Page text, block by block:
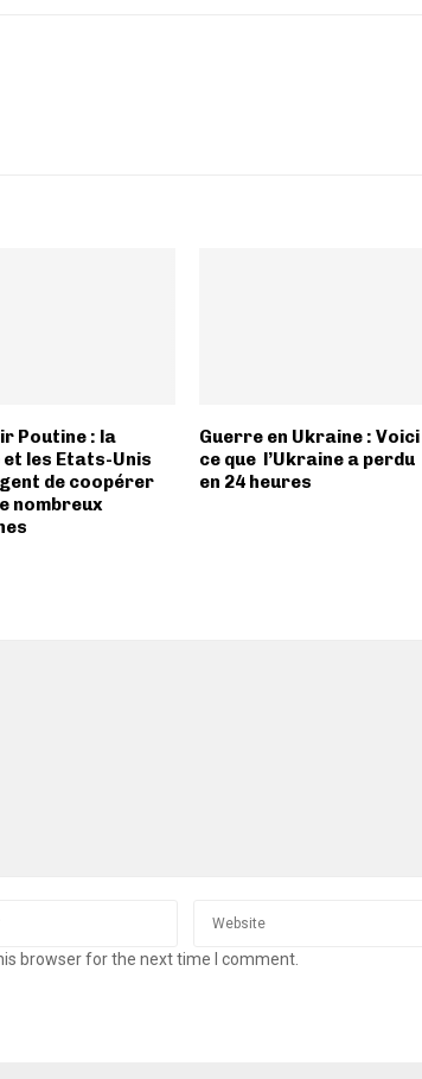
Poutine : la
et les Etats-Unis
de coopérer
nombreux
Guerre en Ukraine : Voici
ce que l’Ukraine a perdu
en 24 heures
browser for the next time I comment.